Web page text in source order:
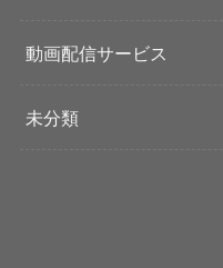
動画配信サービス
未分類